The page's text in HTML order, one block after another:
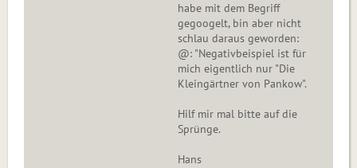
habe mit dem Begriff
gegoogelt, bin aber nicht
schlau daraus geworden:
@: "Negativbeispiel ist für
mich eigentlich nur "Die
Kleingärtner von Pankow".
Hilf mir mal bitte auf die
Sprünge.
Hans